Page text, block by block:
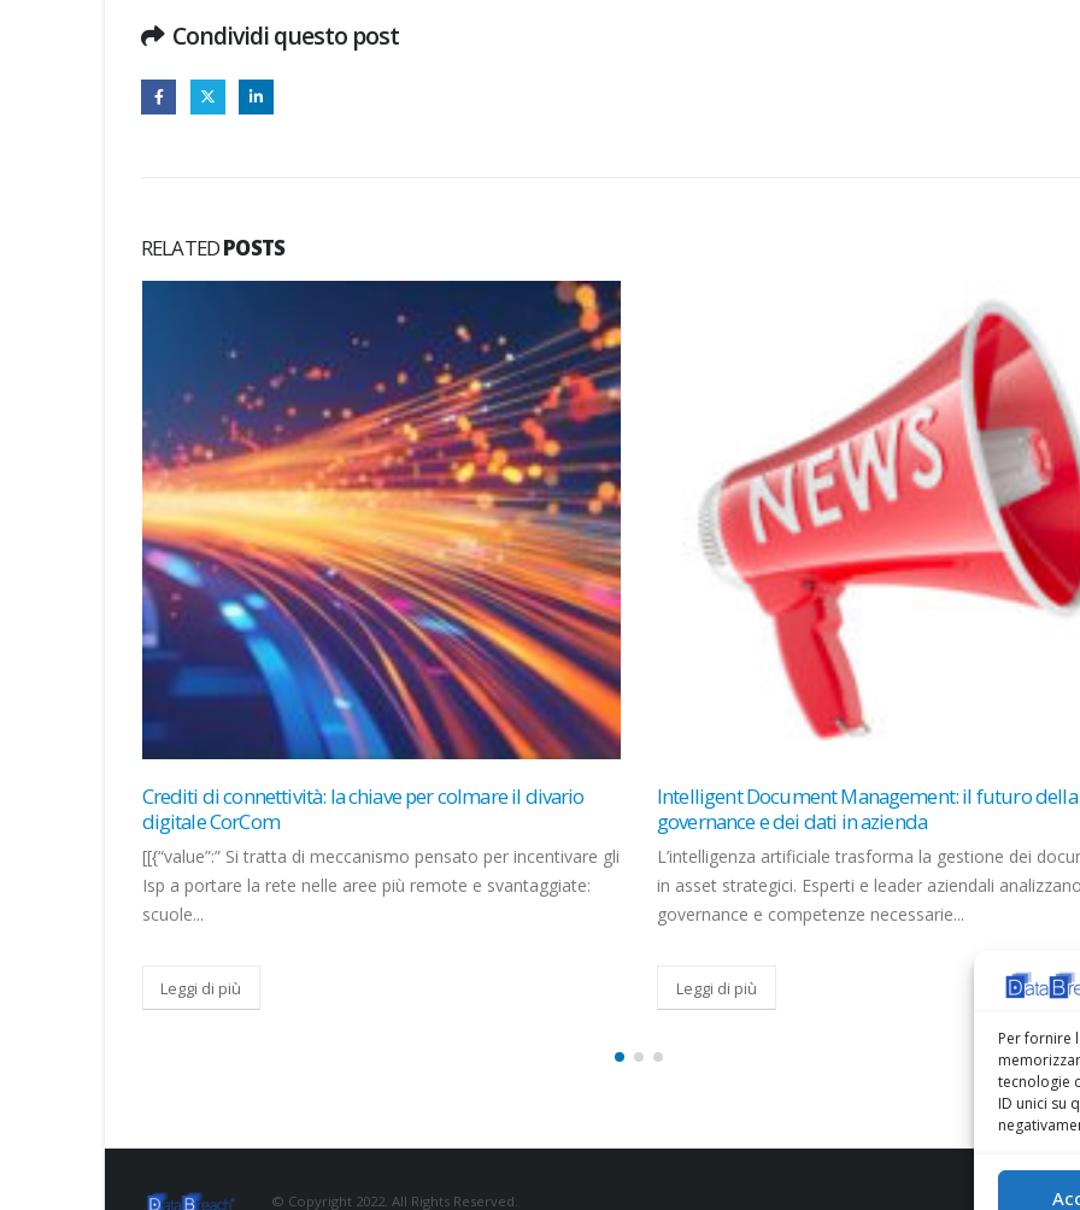
Per fornire
tecnologie
ID unici su
Condividi questo post
RELATEDPOSTS
Intelligent Document Management: il futuro della
governance e dei dati in azienda
L’intelligenza artificiale trasforma la gestione dei documenti
in asset strategici. Esperti e leader aziendali analizzano sfide,
governance e competenze necessarie...
Leggi di più
Mazzitelli: “Fibra ottica leva strategica per lo
dell’AI” CorCom
[[{“value”:” Il direttore commerciale di Open Fiber:
only modello vincente e innovativo in grado di
ricchezza degli investimenti” L’articolo
Leggi di più
© Copyright 2022. All Rights Reserved.